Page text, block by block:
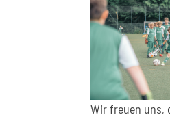
Wir freuen uns,